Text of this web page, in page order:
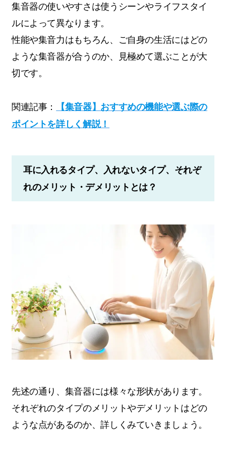
集音器の使いやすさは使うシーンやライフスタイ
ルによって異なります。
性能や集音力はもちろん、ご自身の生活にはどの
ような集音器が合うのか、見極めて選ぶことが大
切です。
関連記事：
【集音器】おすすめの機能や選ぶ際の
ポイントを詳しく解説！
耳に入れるタイプ、入れないタイプ、それぞ
れのメリット・デメリットとは？
先述の通り、集音器には様々な形状があります。
それぞれのタイプのメリットやデメリットはどの
ような点があるのか、詳しくみていきましょう。